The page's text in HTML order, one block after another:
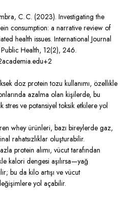
C. C. (2023). Investigating the
consumption: a narrative review of
health issues. International Journal
Health, 12(2), 246.
doz protein tozu kullanımı, özellikle
azalma olan kişilerde, bu
ve potansiyel toksik etkilere yol
whey ürünleri, bazı bireylerde gaz,
rahatsızlıklar oluşturabilir.
protein alımı, vücut tarafından
kalori dengesi aşılırsa—yağ
bu da kilo artışı ve vücut
yol açabilir.